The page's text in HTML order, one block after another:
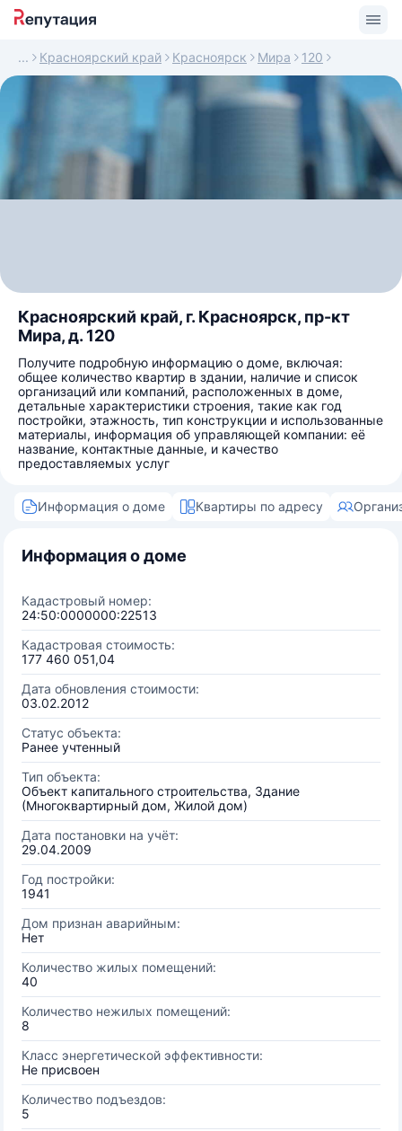
Красноярский край Красноярск Мира 120
Красноярский край, г. Красноярск, пр-кт
Мира, д. 120
Получите подробную информацию о доме, включая:
общее количество квартир в здании, наличие и список
организаций или компаний, расположенных в доме,
детальные характеристики строения, такие как год
постройки, этажность, тип конструкции и использованные
материалы, информация об управляющей компании: её
название, контактные данные, и качество
предоставляемых услуг
Информация о доме Квартиры по адресу
Информация о доме
Кадастровый номер:
24:50:0000000:22513
Кадастровая стоимость:
177 460 051,04
Дата обновления стоимости:
03.02.2012
Статус объекта:
Ранее учтенный
Тип объекта:
Объект капитального строительства, Здание
(Многоквартирный дом, Жилой дом)
Дата постановки на учёт:
29.04.2009
Год постройки:
1941
Дом признан аварийным:
Нет
Количество жилых помещений:
40
Количество нежилых помещений:
8
Класс энергетической эффективности:
Не присвоен
Количество подъездов:
5